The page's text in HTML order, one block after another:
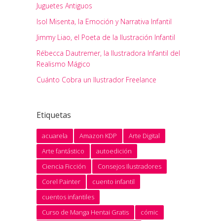
Juguetes Antiguos
Isol Misenta, la Emoción y Narrativa Infantil
Jimmy Liao, el Poeta de la Ilustración Infantil
Rébecca Dautremer, la Ilustradora Infantil del
Realismo Mágico
Cuánto Cobra un Ilustrador Freelance
Etiquetas
acuarela Amazon KDP
Arte Digital
Arte fantástico
autoedición
Ciencia Ficción
Consejos Ilustradores
Corel Painter
cuento infantil
cuentos infantiles
Curso de Manga Hentai Gratis
cómic